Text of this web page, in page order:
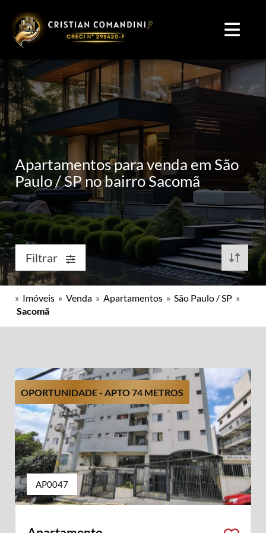
Apartamentos para venda em São
Paulo / SP no bairro Sacomã
Filtrar
» Imóveis » Venda » Apartamentos » São Paulo / SP »
Sacomã
OPORTUNIDADE - APTO 74 METROS
AP0047